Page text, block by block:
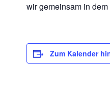
wir gemeinsam in
Zum Kalender